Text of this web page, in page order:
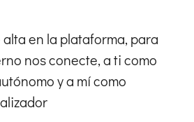
alta en la plataforma, para
nos conecte, a ti como
y a mí como